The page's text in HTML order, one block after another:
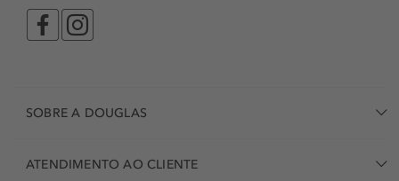
SOBRE A DOUGLAS
ATENDIMENTO AO CLIENTE